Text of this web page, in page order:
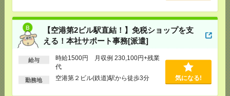
【空港第2ビル駅直結！】免税ショップを支
える！本社サポート事務[派遣]
給与
時給1500円 月収例 230,100円+残業
代
勤務地 空港第２ビル(鉄道)駅から徒歩3分 気になる!
社サポート事務[派遣]
[給 与]
時給1500円 月収例 230,100円+残業代
[交通費]全額支給
[月収例]20～25万円
空港第２ビル(鉄道)駅から徒歩3分
気になる！